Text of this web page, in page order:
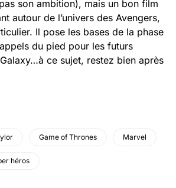
son ambition), mais un bon film
autour de l’univers des Avengers,
Il pose les bases de la phase
du pied pour les futurs
ce sujet, restez bien après
Game of Thrones Marvel
héros